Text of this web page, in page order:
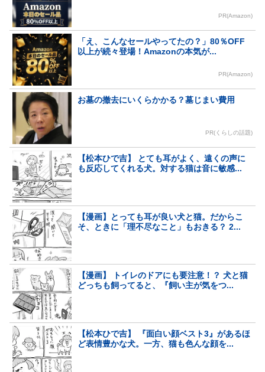
PR(Amazon)
「え、こんなセールやってたの？」80％OFF
以上が続々登場！Amazonの本気が...
PR(Amazon)
お墓の撤去にいくらかかる？墓じまい費用
PR(くらしの話題)
【松本ひで吉】 とても耳がよく、遠くの声に
も反応してくれる犬。対する猫は音に敏感...
【漫画】とっても耳が良い犬と猫。だからこ
そ、ときに「理不尽なこと」もおきる？ 2...
【漫画】 トイレのドアにも要注意！？ 犬と猫
どっちも飼ってると、『飼い主が気をつ...
【松本ひで吉】 『面白い顔ベスト3』があるほ
ど表情豊かな犬。一方、猫も色んな顔を...